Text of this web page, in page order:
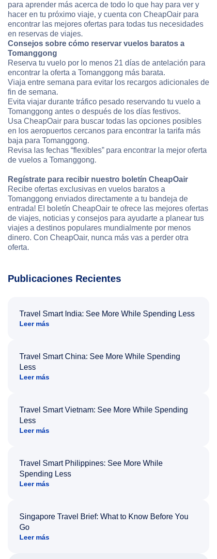
para aprender más acerca de todo lo que hay para ver y
hacer en tu próximo viaje, y cuenta con CheapOair para
encontrar las mejores ofertas para todas tus necesidades
en reservas de viajes.
Consejos sobre cómo reservar vuelos baratos a
Tomanggong
Reserva tu vuelo por lo menos 21 días de antelación para
encontrar la oferta a Tomanggong más barata.
Viaja entre semana para evitar los recargos adicionales de
fin de semana.
Evita viajar durante tráfico pesado reservando tu vuelo a
Tomanggong antes o después de los días festivos.
Usa CheapOair para buscar todas las opciones posibles
en los aeropuertos cercanos para encontrar la tarifa más
baja para Tomanggong.
Revisa las fechas “flexibles” para encontrar la mejor oferta
de vuelos a Tomanggong.
Regístrate para recibir nuestro boletín CheapOair
Recibe ofertas exclusivas en vuelos baratos a
Tomanggong enviados directamente a tu bandeja de
entrada! El boletín CheapOair te ofrece las mejores ofertas
de viajes, noticias y consejos para ayudarte a planear tus
viajes a destinos populares mundialmente por menos
dinero. Con CheapOair, nunca más vas a perder otra
oferta.
Publicaciones Recientes
Travel Smart India: See More While Spending Less
Leer más
Travel Smart China: See More While Spending
Less
Leer más
Travel Smart Vietnam: See More While Spending
Less
Leer más
Travel Smart Philippines: See More While
Spending Less
Leer más
Singapore Travel Brief: What to Know Before You
Go
Leer más